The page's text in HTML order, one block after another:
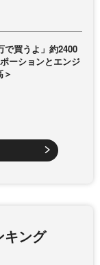
で買うよ」約2400
ーションとエンジ
キング